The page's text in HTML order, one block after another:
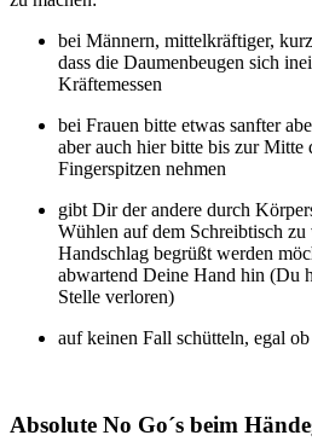
bei Männern, mittelkräftiger,
dass die Daumenbeugen sich
Kräftemessen
bei Frauen bitte etwas sanfter
aber auch hier bitte bis zur
Fingerspitzen nehmen
gibt Dir der andere durch
Wühlen auf dem Schreibtisch zu
Handschlag begrüßt werden
abwartend Deine Hand hin (Du
Stelle verloren)
auf keinen Fall schütteln, egal
Absolute No Go´s beim